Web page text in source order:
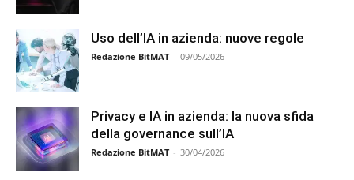
Uso dell’IA in azienda: nuove regole
Redazione BitMAT - 09/05/2026
Privacy e IA in azienda: la nuova sfida
della governance sull’IA
Redazione BitMAT - 30/04/2026